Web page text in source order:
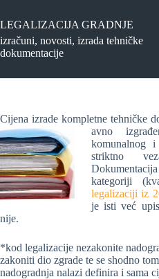
sadržaj
LEGALIZACIJA GRADNJE
izračuni, novosti, izrada tehničke
dokumentacije
Cijena izrade kompletne tehničke
avno
komunalnog
striktno
kategoriji
legalizaciji iz
je isti već
nije.
*kod legalizacije nezakonite
zakoniti dio zgrade te se shodno
nadogradnja nalazi definira i sama